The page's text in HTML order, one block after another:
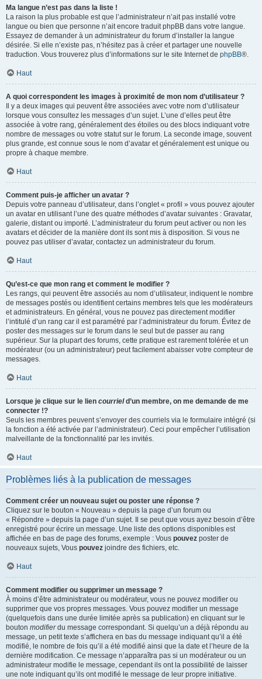
Ma langue n’est pas dans la liste !
La raison la plus probable est que l’administrateur n’ait pas installé votre
langue ou bien que personne n’ait encore traduit phpBB dans votre langue.
Essayez de demander à un administrateur du forum d’installer la langue
désirée. Si elle n’existe pas, n’hésitez pas à créer et partager une nouvelle
traduction. Vous trouverez plus d’informations sur le site Internet de phpBB®.
Haut
A quoi correspondent les images à proximité de mon nom d’utilisateur ?
Il y a deux images qui peuvent être associées avec votre nom d’utilisateur
lorsque vous consultez les messages d’un sujet. L’une d’elles peut être
associée à votre rang, généralement des étoiles ou des blocs indiquant votre
nombre de messages ou votre statut sur le forum. La seconde image, souvent
plus grande, est connue sous le nom d’avatar et généralement est unique ou
propre à chaque membre.
Haut
Comment puis-je afficher un avatar ?
Depuis votre panneau d’utilisateur, dans l’onglet « profil » vous pouvez ajouter
un avatar en utilisant l’une des quatre méthodes d’avatar suivantes : Gravatar,
galerie, distant ou importé. L’administrateur du forum peut activer ou non les
avatars et décider de la manière dont ils sont mis à disposition. Si vous ne
pouvez pas utiliser d’avatar, contactez un administrateur du forum.
Haut
Qu’est-ce que mon rang et comment le modifier ?
Les rangs, qui peuvent être associés au nom d’utilisateur, indiquent le nombre
de messages postés ou identifient certains membres tels que les modérateurs
et administrateurs. En général, vous ne pouvez pas directement modifier
l’intitulé d’un rang car il est paramétré par l’administrateur du forum. Évitez de
poster des messages sur le forum dans le seul but de passer au rang
supérieur. Sur la plupart des forums, cette pratique est rarement tolérée et un
modérateur (ou un administrateur) peut facilement abaisser votre compteur de
messages.
Haut
Lorsque je clique sur le lien courrield’un membre, on me demande de me
connecter !?
Seuls les membres peuvent s’envoyer des courriels via le formulaire intégré (si
la fonction a été activée par l’administrateur). Ceci pour empêcher l’utilisation
malveillante de la fonctionnalité par les invités.
Haut
Problèmes liés à la publication de messages
Comment créer un nouveau sujet ou poster une réponse ?
Cliquez sur le bouton « Nouveau » depuis la page d’un forum ou
« Répondre » depuis la page d’un sujet. Il se peut que vous ayez besoin d’être
enregistré pour écrire un message. Une liste des options disponibles est
affichée en bas de page des forums, exemple : Vous pouvez poster de
nouveaux sujets, Vous pouvez joindre des fichiers, etc.
Haut
Comment modifier ou supprimer un message ?
À moins d’être administrateur ou modérateur, vous ne pouvez modifier ou
supprimer que vos propres messages. Vous pouvez modifier un message
(quelquefois dans une durée limitée après sa publication) en cliquant sur le
bouton modifierdu message correspondant. Si quelqu’un a déjà répondu au
message, un petit texte s’affichera en bas du message indiquant qu’il a été
modifié, le nombre de fois qu’il a été modifié ainsi que la date et l’heure de la
dernière modification. Ce message n’apparaîtra pas si un modérateur ou un
administrateur modifie le message, cependant ils ont la possibilité de laisser
une note indiquant qu’ils ont modifié le message de leur propre initiative.